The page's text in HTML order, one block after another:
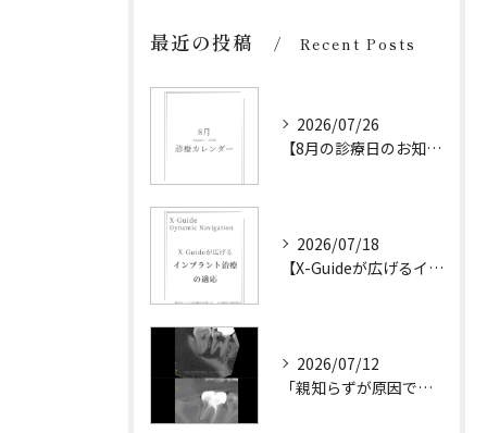
最近の投稿 Recent Posts
2026/07/26
【8月の診療日のお知らせ】
2026/07/18
【X-Guideが広げるインプラント治療の可能性】
2026/07/12
「親知らずが原因です。